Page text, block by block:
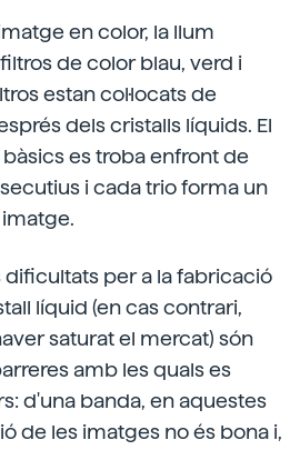
en color, la llum
de color blau, verd i
estan col·locats de
dels cristalls líquids. El
es troba enfront de
i cada trio forma un
dificultats per a la fabricació
líquid (en cas contrari,
saturat el mercat) són
amb les quals es
d'una banda, en aquestes
de les imatges no és bona i,